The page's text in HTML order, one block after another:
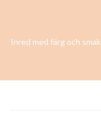
Inred med färg och smak